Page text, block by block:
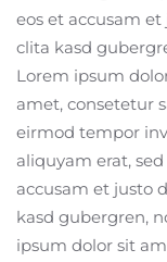
eos et accusam
clita kasd
Lorem ipsum
amet, consetetur
eirmod tempor
aliquyam erat,
accusam et justo
kasd gubergren,
ipsum dolor sit